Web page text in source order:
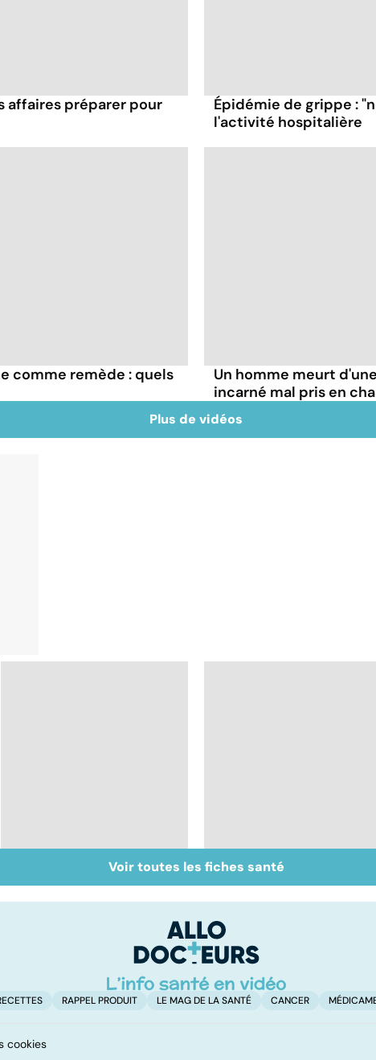
affaires préparer pour
Épidémie de grippe :
l'activité hospitalière
comme remède : quels
Un homme meurt
incarné mal pris en
Plus de vidéos
Qu'est-ce que le
coma ?
Chirurgie
ambulatoire :
Voir toutes les fiches santé
RAPPEL PRODUIT LE MAG DE LA SANTÉ CANCER
cookies